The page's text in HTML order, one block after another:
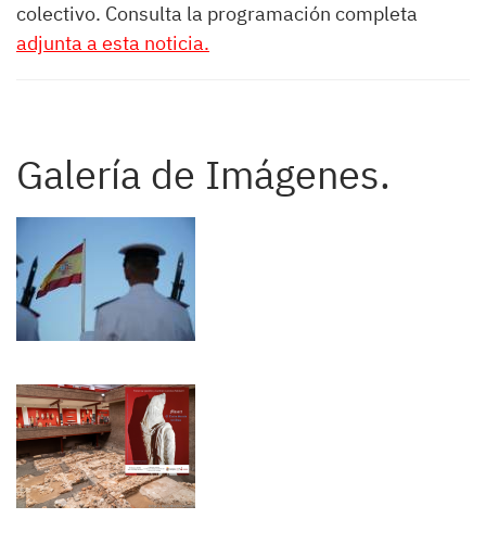
colectivo. Consulta la programación completa
adjunta a esta noticia.
Galería de Imágenes.